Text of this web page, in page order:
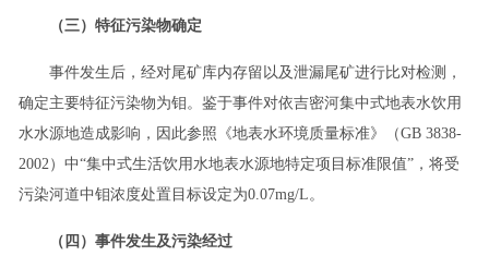
（三）特征污染物确定
事件发生后，经对尾矿库内存留以及泄漏尾矿进行比对检测，
确定主要特征污染物为钼。鉴于事件对依吉密河集中式地表水饮用
水水源地造成影响，因此参照《地表水环境质量标准》（GB 3838-
2002）中“集中式生活饮用水地表水源地特定项目标准限值”，将受
污染河道中钼浓度处置目标设定为0.07mg/L。
（四）事件发生及污染经过